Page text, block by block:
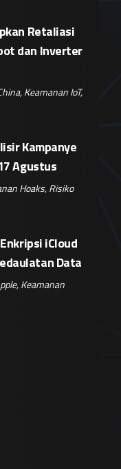
Retaliasi
dan Inverter
,Keamanan IoT,
Kampanye
Agustus
Hoaks,Risiko
iCloud
Data
,Keamanan